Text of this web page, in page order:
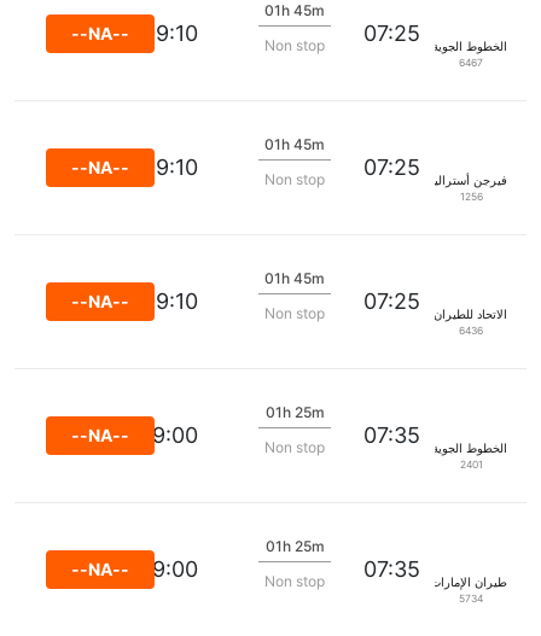
الخطوط الجوية السنغافورية
6467
07:25
01h 45m
Non stop
09:10
فيرجن أستراليا
1256
07:25
01h 45m
Non stop
09:10
الاتحاد للطيران
6436
07:25
01h 45m
Non stop
09:10
الخطوط الجوية كانتاس
2401
07:35
01h 25m
Non stop
09:00
طيران الإمارات
5734
07:35
01h 25m
Non stop
09:00